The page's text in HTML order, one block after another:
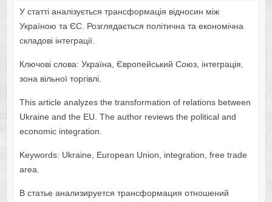
У статті аналізується трансформація відносин між
Україною та ЄС. Розглядається політична та економічна
складові інтеграції.
Ключові слова: Україна, Європейський Союз, інтеграція,
зона вільної торгівлі.
This article analyzes the transformation of relations between
Ukraine and the EU. The author reviews the political and
economic integration.
Keywords: Ukraine, European Union, integration, free trade
area.
В статье анализируется трансформация отношений